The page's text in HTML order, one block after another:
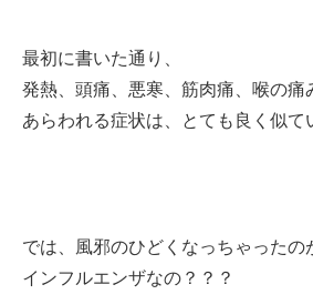
最初に書いた通り、
発熱、頭痛、悪寒、筋肉痛、喉の痛
あらわれる症状は、とても良く似て
では、風邪のひどくなっちゃったの
インフルエンザなの？？？